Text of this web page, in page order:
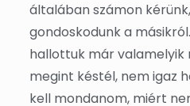
általában számon
gondoskodunk a
hallottuk már
megint késtél, nem igaz
kell mondanom, miért